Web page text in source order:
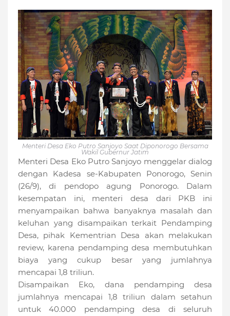
Menteri Desa Eko Putro Sanjoyo Saat Diponorogo Bersama
Wakil Gubernur Jatim
Menteri Desa Eko Putro Sanjoyo menggelar dialog
dengan Kadesa se-Kabupaten Ponorogo, Senin
(26/9), di pendopo agung Ponorogo. Dalam
kesempatan ini, menteri desa dari PKB ini
menyampaikan bahwa banyaknya masalah dan
keluhan yang disampaikan terkait Pendamping
Desa, pihak Kementrian Desa akan melakukan
review, karena pendamping desa membutuhkan
biaya yang cukup besar yang jumlahnya
mencapai 1,8 triliun.
Disampaikan Eko, dana pendamping desa
jumlahnya mencapai 1,8 triliun dalam setahun
untuk 40.000 pendamping desa di seluruh